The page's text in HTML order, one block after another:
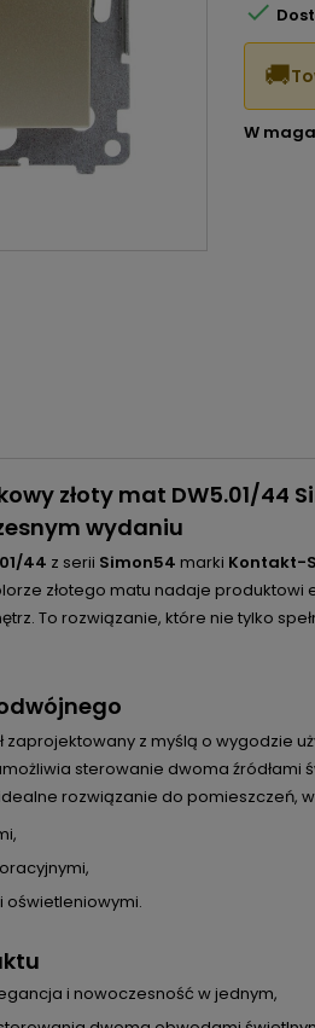

🚚
W
złoty mat DW5.01/44
wydaniu
44 z serii Simon54 marki Kontakt-
złotego matu nadaje
To rozwiązanie, które nie tylko
zaprojektowany z myślą o wygodzie
sterowanie dwoma źródłami
rozwiązanie do pomieszczeń,
oświetleniowymi.
i nowoczesność w jednym,